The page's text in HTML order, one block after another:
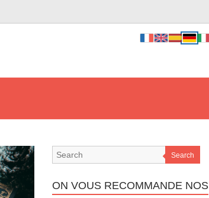
Search
ON VOUS RECOMMANDE NOS